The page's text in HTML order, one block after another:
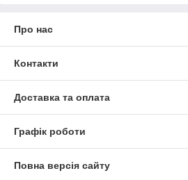
Про нас
Контакти
Доставка та оплата
Графік роботи
Повна версія сайту